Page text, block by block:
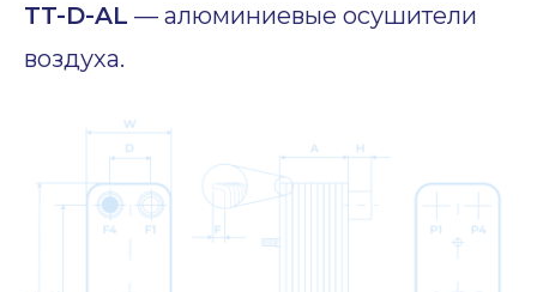
TT-D-AL — алюминиевые осушители
воздуха.